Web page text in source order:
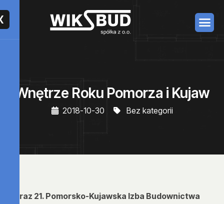
Wnętrze Roku Pomorza i Kujaw
2018-10-30 Bez kategorii
Po raz 21. Pomorsko-Kujawska Izba Budownictwa